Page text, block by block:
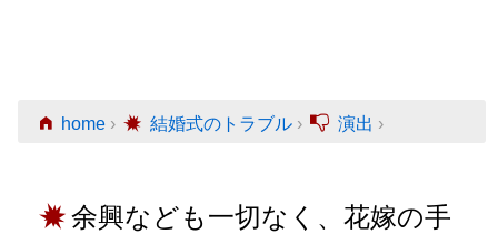
home › 結婚式のトラブル › 演出 ›
余興なども一切なく、花嫁の手